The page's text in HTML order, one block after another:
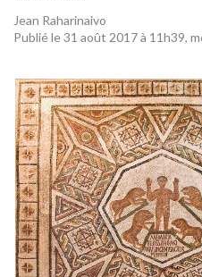
Jean Raharinaivo
Publié le 31 août 2017 à 11h39,